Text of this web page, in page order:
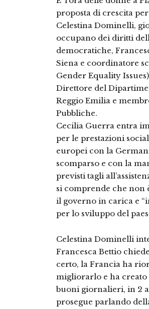
proposta di crescita
Celestina Dominelli,
occupano dei diritti
democratiche,
Siena e coordinatore
Gender Equality
Direttore del
Reggio Emilia e
Pubbliche.
Cecilia Guerra entra
per le prestazioni
europei con la
scomparso e con la
previsti tagli
si comprende che non
il governo in carica e
per lo sviluppo del
Celestina Dominelli
Francesca Bettio
certo, la Francia ha
migliorarlo e ha
buoni giornalieri, in 2
prosegue parlando